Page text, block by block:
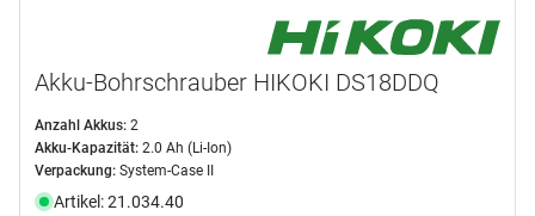
Akku-Bohrschrauber HIKOKI DS18DDQ
Anzahl Akkus: 2
Akku-Kapazität: 2.0 Ah (Li-Ion)
Verpackung: System-Case II
Artikel: 21.034.40